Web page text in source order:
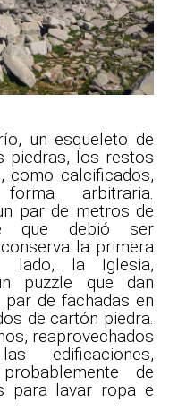
un esqueleto de
piedras, los restos
como calcificados,
arbitraria.
par de metros de
que debió ser
la primera
lado, la Iglesia,
puzzle que dan
de fachadas en
de cartón piedra.
reaprovechados
edificaciones,
de
para lavar ropa e